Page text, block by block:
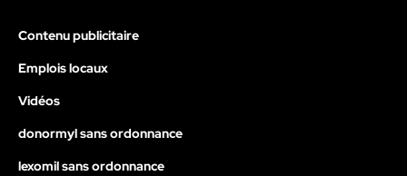
Contenu publicitaire
Emplois locaux
Vidéos
donormyl sans ordonnance
lexomil sans ordonnance